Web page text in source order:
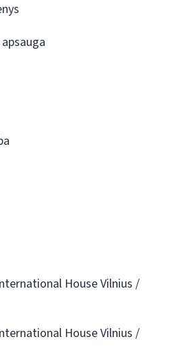
House Vilnius /
House Vilnius /